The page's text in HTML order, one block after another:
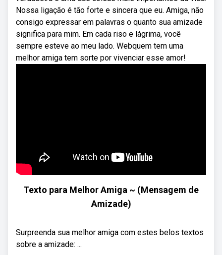
Nossa ligação é tão forte e sincera que eu. Amiga, não
consigo expressar em palavras o quanto sua amizade
significa para mim. Em cada riso e lágrima, você
sempre esteve ao meu lado. Webquem tem uma
melhor amiga tem sorte por vivenciar esse amor!
Texto para Melhor Amiga ~ (Mensagem de
Amizade)
Surpreenda sua melhor amiga com estes belos textos
sobre a amizade: ...